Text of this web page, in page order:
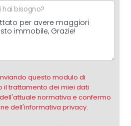
hai bisogno?
questo modulo di
il trattamento dei miei dati
normativa e confermo
dell'informativa privacy.